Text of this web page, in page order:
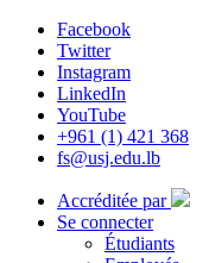
Facebook
Twitter
Instagram
LinkedIn
YouTube
+961 (1) 421 368
fs@usj.edu.lb
Accréditée par
Se connecter
Étudiants